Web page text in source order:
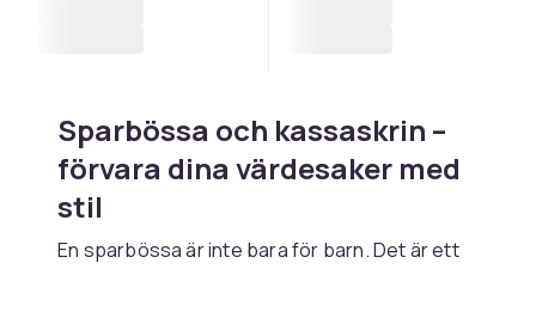
Sparbössa och kassaskrin –
förvara dina värdesaker med
stil
En sparbössa är inte bara för barn. Det är ett